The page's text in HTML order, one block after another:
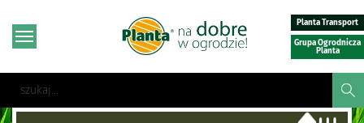
Planta Transport
Grupa Ogrodnicza
Planta